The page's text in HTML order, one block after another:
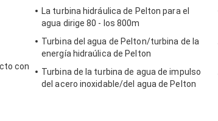
con
La turbina hidráulica de Pelton para el
agua dirige 80 - los 800m
Turbina del agua de Pelton/turbina de la
energía hidraúlica de Pelton
Turbina de la turbina de agua de impulso
del acero inoxidable/del agua de Pelton